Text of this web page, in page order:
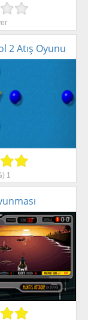
2 Atış Oyunu
1